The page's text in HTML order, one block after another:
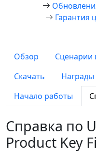
Гарантия
Обзор Сценарии
Скачать
Начало работы
Справка по
Product Key